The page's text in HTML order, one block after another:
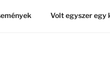
Volt egyszer egy